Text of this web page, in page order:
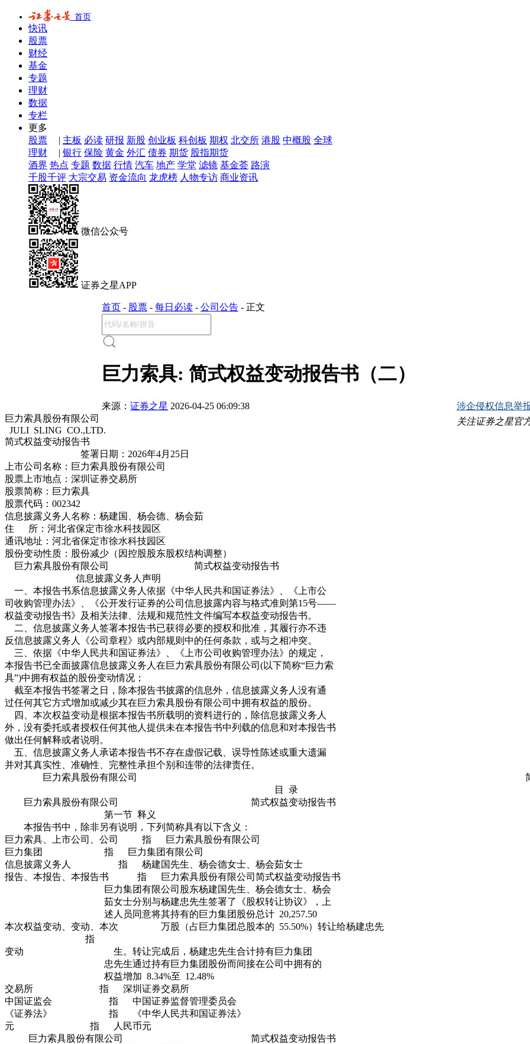
首页
快讯
股票
财经
基金
专题
理财
数据
专栏
更多
股票
| 主板 必读 研报 新股 创业板 科创板 期权 北交所 港股 中概股 全球
理财
| 银行 保险 黄金 外汇 债券 期货 股指期货
酒界 热点 专题 数据 行情 汽车 地产 学堂 滤镜 基金荟 路演
千股千评 大宗交易 资金流向 龙虎榜 人物专访 商业资讯
微信公众号
证券之星APP
首页 - 股票 - 每日必读 - 公司公告 - 正文
巨力索具: 简式权益变动报告书（二）
来源： 证券之星 2026-04-25 06:09:38
涉企侵权信息举
关注证券之星官
巨力索具股份有限公司
JULI SLING CO.,LTD.
简式权益变动报告书
签署日期：2026年4月25日
上市公司名称：巨力索具股份有限公司
股票上市地点：深圳证券交易所
股票简称：巨力索具
股票代码：002342
信息披露义务人名称：杨建国、杨会德、杨会茹
住 所：河北省保定市徐水科技园区
通讯地址：河北省保定市徐水科技园区
股份变动性质：股份减少（因控股股东股权结构调整）
巨力索具股份有限公司 简式权益变动报告书
信息披露义务人声明
一、本报告书系信息披露义务人依据《中华人民共和国证券法》、《上市公
司收购管理办法》、《公开发行证券的公司信息披露内容与格式准则第15号——
权益变动报告书》及相关法律、法规和规范性文件编写本权益变动报告书。
二、信息披露义务人签署本报告书已获得必要的授权和批准，其履行亦不违
反信息披露义务人《公司章程》或内部规则中的任何条款，或与之相冲突。
三、依据《中华人民共和国证券法》、《上市公司收购管理办法》的规定，
本报告书已全面披露信息披露义务人在巨力索具股份有限公司(以下简称“巨力索
具”)中拥有权益的股份变动情况；
截至本报告书签署之日，除本报告书披露的信息外，信息披露义务人没有通
过任何其它方式增加或减少其在巨力索具股份有限公司中拥有权益的股份。
四、本次权益变动是根据本报告书所载明的资料进行的，除信息披露义务人
外，没有委托或者授权任何其他人提供未在本报告书中列载的信息和对本报告书
做出任何解释或者说明。
五、信息披露义务人承诺本报告书不存在虚假记载、误导性陈述或重大遗漏
并对其真实性、准确性、完整性承担个别和连带的法律责任。
巨力索具股份有限公司 简式权益变动
目 录
巨力索具股份有限公司 简式权益变动报告书
第一节 释义
本报告书中，除非另有说明，下列简称具有以下含义：
巨力索具、上市公司、公司 指 巨力索具股份有限公司
巨力集团 指 巨力集团有限公司
信息披露义务人 指 杨建国先生、杨会德女士、杨会茹女士
报告、本报告、本报告书 指 巨力索具股份有限公司简式权益变动报告书
巨力集团有限公司股东杨建国先生、杨会德女士、杨会
茹女士分别与杨建忠先生签署了《股权转让协议》，上
述人员同意将其持有的巨力集团股份总计 20,257.50
本次权益变动、变动、本次 万股（占巨力集团总股本的 55.50%）转让给杨建忠先
指
变动 生。转让完成后，杨建忠先生合计持有巨力集团
忠先生通过持有巨力集团股份而间接在公司中拥有的
权益增加 8.34%至 12.48%
交易所 指 深圳证券交易所
中国证监会 指 中国证券监督管理委员会
《证券法》 指 《中华人民共和国证券法》
元 指 人民币元
巨力索具股份有限公司 简式权益变动报告书